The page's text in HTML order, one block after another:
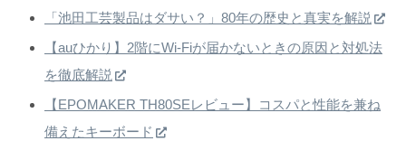
「池田工芸製品はダサい？」80年の歴史と真実を解説
【auひかり】2階にWi-Fiが届かないときの原因と対処法
を徹底解説
【EPOMAKER TH80SEレビュー】コスパと性能を兼ね
備えたキーボード